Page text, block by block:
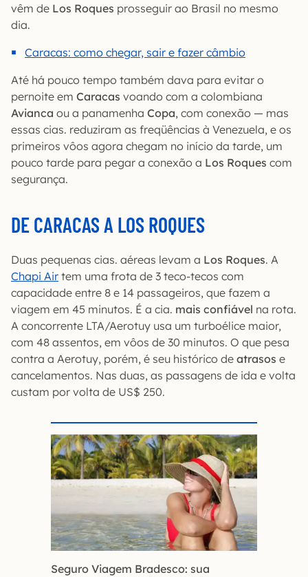
vêm de Los Roques prosseguir ao Brasil no mesmo
dia.
Caracas: como chegar, sair e fazer câmbio
Até há pouco tempo também dava para evitar o
pernoite em Caracas voando com a colombiana
Avianca ou a panamenha Copa, com conexão — mas
essas cias. reduziram as freqüências à Venezuela, e os
primeiros vôos agora chegam no início da tarde, um
pouco tarde para pegar a conexão a Los Roques com
segurança.
DE CARACAS A LOS ROQUES
Duas pequenas cias. aéreas levam a Los Roques. A
Chapi Air tem uma frota de 3 teco-tecos com
capacidade entre 8 e 14 passageiros, que fazem a
viagem em 45 minutos. É a cia. mais confiável na rota.
A concorrente LTA/Aerotuy usa um turboélice maior,
com 48 assentos, em vôos de 30 minutos. O que pesa
contra a Aerotuy, porém, é seu histórico de atrasos e
cancelamentos. Nas duas, as passagens de ida e volta
custam por volta de US$ 250.
Seguro Viagem Bradesco: sua